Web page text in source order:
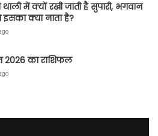
में क्यों रखी जाती है सुपारी, भगवान
क्या नाता है?
2026 का राशिफल